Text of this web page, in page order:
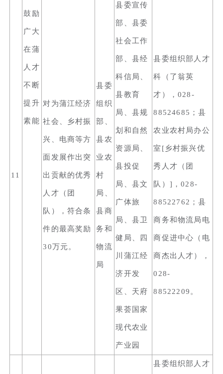
鼓励
广大
在蒲
人才
不断
提升
素能
11
对为蒲江经济
社会、乡村振
兴、电商等方
面发展作出突
出贡献的优秀
人才（团
队），符合条
件的最高奖励
30万元。
县委
组织
部、
县农
业农
村
局、
县商
务和
物流
局
县委宣传
部、县委
社会工作
部、县经
科信局、
县教育
局、县规
划和自然
资源局、
县投促
局、县文
广体旅
局、县卫
健局、四
川蒲江经
济开发
区、天府
果荟国家
现代农业
产业园
县委组织部人才
科（了翁英
才），028-
88524685；县
农业农村局办公
室[乡村振兴优
秀人才（团
队）]，028-
88522762；县
商务和物流局电
商促进中心（电
商杰出人才），
028-
88522209。
县委组织部人才